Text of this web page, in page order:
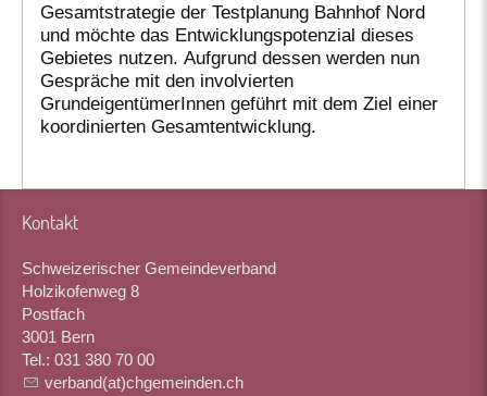
Gesamtstrategie der Testplanung Bahnhof Nord
und möchte das Entwicklungspotenzial dieses
Gebietes nutzen. Aufgrund dessen werden nun
Gespräche mit den involvierten
GrundeigentümerInnen geführt mit dem Ziel einer
koordinierten Gesamtentwicklung.
Kontakt
Schweizerischer Gemeindeverband
Holzikofenweg 8
Postfach
3001 Bern
Tel.: 031 380 70 00
verband(at)chgemeinden.ch